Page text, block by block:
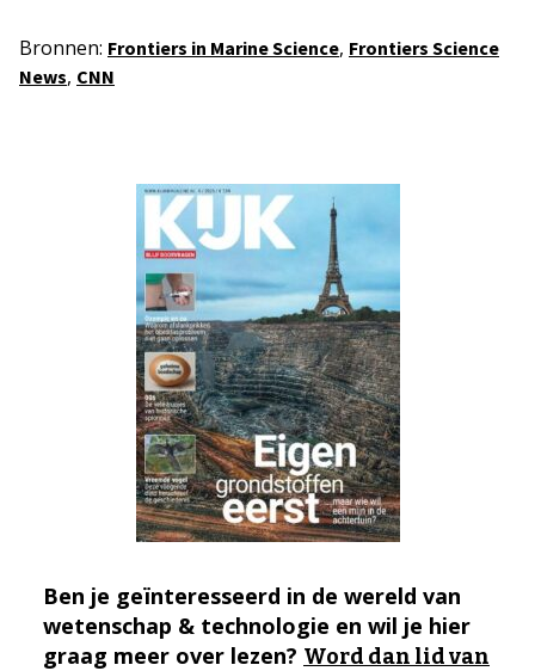
Bronnen: Frontiers in Marine Science, Frontiers Science
News, CNN
Ben je geïnteresseerd in de wereld van
wetenschap & technologie en wil je hier
graag meer over lezen? Word dan lid van